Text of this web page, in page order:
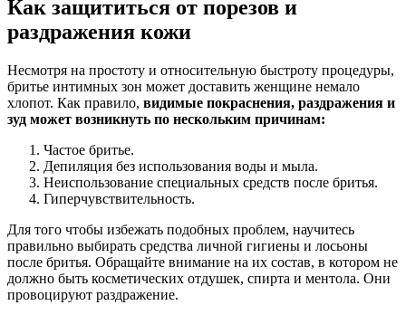
Как защититься от порезов и
раздражения кожи
Несмотря на простоту и относительную быстроту процедуры,
бритье интимных зон может доставить женщине немало
хлопот. Как правило, видимые покраснения, раздражения и
зуд может возникнуть по нескольким причинам:
Частое бритье.
Депиляция без использования воды и мыла.
Неиспользование специальных средств после бритья.
Гиперчувствительность.
Для того чтобы избежать подобных проблем, научитесь
правильно выбирать средства личной гигиены и лосьоны
после бритья. Обращайте внимание на их состав, в котором не
должно быть косметических отдушек, спирта и ментола. Они
провоцируют раздражение.